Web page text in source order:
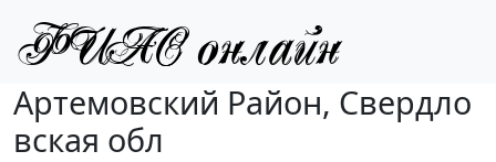
Артемовский Район, Свердло
вская обл